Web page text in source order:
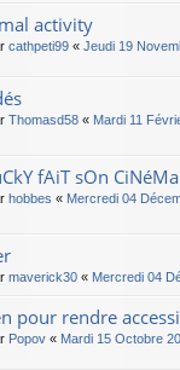
activity
cathpeti99 « Jeudi 19
Thomasd58 « Mardi 11
fAiT sOn
hobbes « Mercredi 04
maverick30 « Mercredi 04
pour rendre
Popov « Mardi 15 Octobre